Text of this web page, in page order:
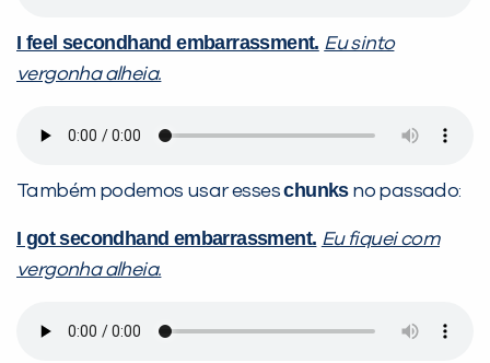
I feel secondhand embarrassment. Eu sinto
vergonha alheia.
Também podemos usar esseschunksno passado:
I got secondhand embarrassment. Eu fiquei com
vergonha alheia.